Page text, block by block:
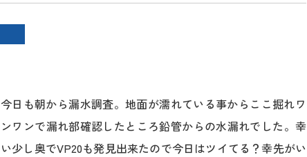
今日も朝から漏水調査。地面が濡れている事からここ掘れワ
ンワンで漏れ部確認したところ鉛管からの水漏れでした。幸
い少し奥でVP20も発見出来たので今日はツイてる？幸先がい